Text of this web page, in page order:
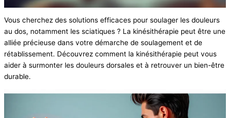
Vous cherchez des solutions efficaces pour soulager les douleurs
au dos, notamment les sciatiques ? La kinésithérapie peut être une
alliée précieuse dans votre démarche de soulagement et de
rétablissement. Découvrez comment la kinésithérapie peut vous
aider à surmonter les douleurs dorsales et à retrouver un bien-être
durable.